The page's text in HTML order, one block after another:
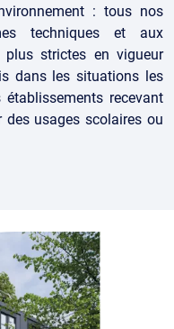
: tous nos
techniques et aux
plus strictes en vigueur
dans les situations les
recevant
usages scolaires ou